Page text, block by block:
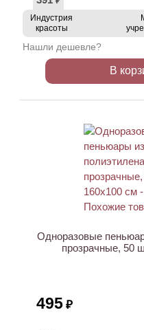
Индустрия
красоты
Нашли дешевле?
В
Одноразовые
прозрачные, 50
495 ₽